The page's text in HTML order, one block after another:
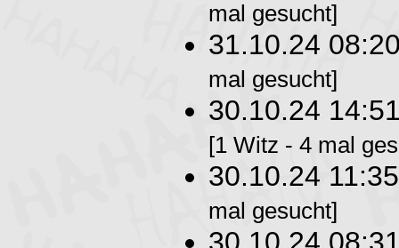
mal gesucht]
31.10.24
mal gesucht]
30.10.24
[1 Witz - 4 mal
30.10.24
mal gesucht]